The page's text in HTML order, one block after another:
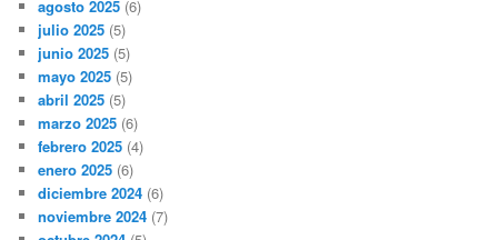
agosto 2025 (6)
julio 2025 (5)
junio 2025 (5)
mayo 2025 (5)
abril 2025 (5)
marzo 2025 (6)
febrero 2025 (4)
enero 2025 (6)
diciembre 2024 (6)
noviembre 2024 (7)